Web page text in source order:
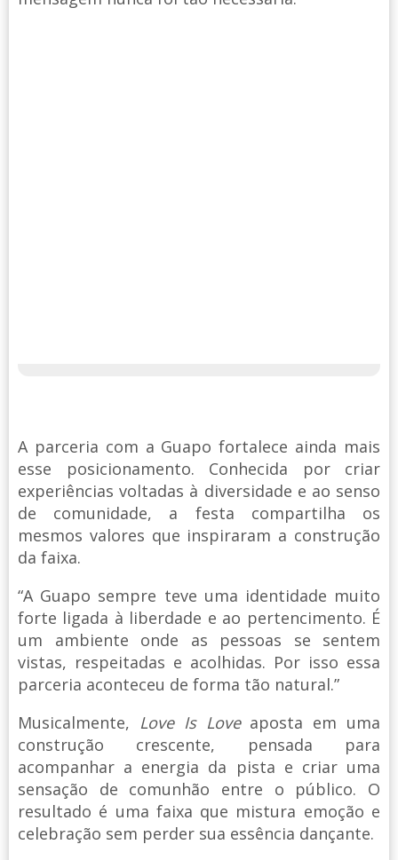
A parceria com a Guapo fortalece ainda mais
esse posicionamento. Conhecida por criar
experiências voltadas à diversidade e ao senso
de comunidade, a festa compartilha os
mesmos valores que inspiraram a construção
da faixa.
“A Guapo sempre teve uma identidade muito
forte ligada à liberdade e ao pertencimento. É
um ambiente onde as pessoas se sentem
vistas, respeitadas e acolhidas. Por isso essa
parceria aconteceu de forma tão natural.”
Musicalmente, Love Is Loveaposta em uma
construção crescente, pensada para
acompanhar a energia da pista e criar uma
sensação de comunhão entre o público. O
resultado é uma faixa que mistura emoção e
celebração sem perder sua essência dançante.